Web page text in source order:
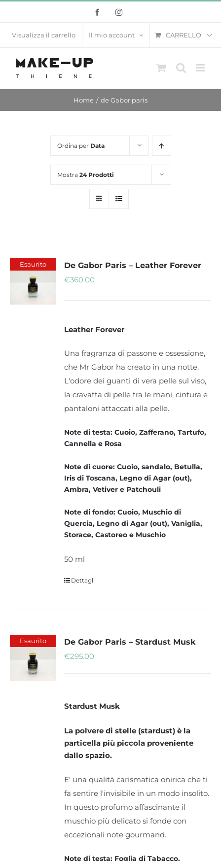
contenuto
FacebookInstagram
Visualizza il carrello Il mio account CARRELLO
Home de Gabor paris
Ordina per Data
Mostra 24 Prodotti
Esaurito
De Gabor Paris – Leather Forever
€360.00
Leather Forever
Una fragranza di passone e ossessione,
che Mr Gabor ha creato in una notte.
L'odore dei guanti di vera pelle sul viso,
la cravatta di pelle tra le mani, cintura e
pantaloni attaccati alla pelle.
Note di testa: Cuoio, Zafferano, Tartufo,
Cannella e Rosa
Note di cuore: Cuoio, sandalo, Betulla,
Iris di Toscana, Legno di Agar (out),
Ambra, Vetiver e Patchouli
Note di fondo: Cuoio, Muschio di
Quercia, Legno di Agar (out), Vaniglia,
Storace, Castoreo e Muschio
50 ml
Dettagli
Esaurito
De Gabor Paris – Stardust Musk
€295.00
Stardust Musk
La polvere di stelle (stardust) è la
particella più piccola proveniente
dallo spazio.
E' una qualità carismatica onirica che ti
fa sentire l'invisibile in un modo insolito.
In questo profumo affascinante il
muschio più delicato si fonde con
eccezionali note gourmand.
Note di testa: Foglia di Tabacco,